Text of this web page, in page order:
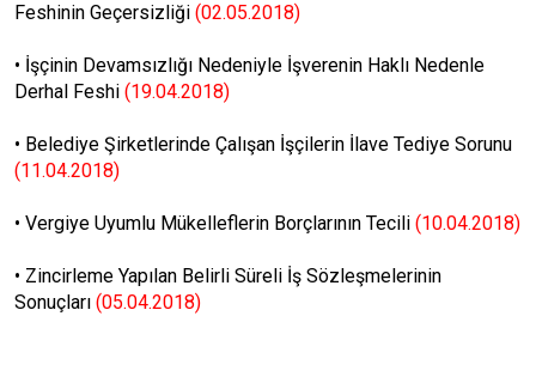
Feshinin Geçersizliği (02.05.2018)
• İşçinin Devamsızlığı Nedeniyle İşverenin Haklı Nedenle
Derhal Feshi (19.04.2018)
• Belediye Şirketlerinde Çalışan İşçilerin İlave Tediye Sorunu
(11.04.2018)
• Vergiye Uyumlu Mükelleflerin Borçlarının Tecili (10.04.2018)
• Zincirleme Yapılan Belirli Süreli İş Sözleşmelerinin
Sonuçları (05.04.2018)